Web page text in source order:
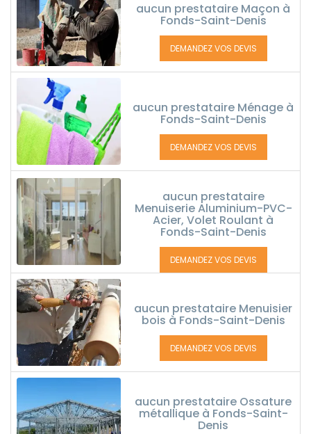
aucun prestataire Maçon à
Fonds-Saint-Denis
DEMANDEZ VOS DEVIS
aucun prestataire Ménage à
Fonds-Saint-Denis
DEMANDEZ VOS DEVIS
aucun prestataire
Menuiserie Aluminium-PVC-
Acier, Volet Roulant à
Fonds-Saint-Denis
DEMANDEZ VOS DEVIS
aucun prestataire Menuisier
bois à Fonds-Saint-Denis
DEMANDEZ VOS DEVIS
aucun prestataire Ossature
métallique à Fonds-Saint-
Denis